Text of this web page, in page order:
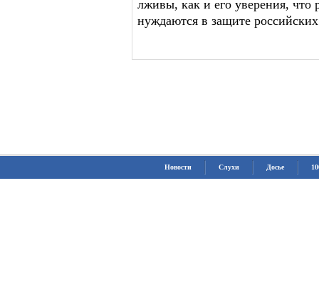
лживы, как и его уверения, что
нуждаются в защите
Новости Слухи Досье